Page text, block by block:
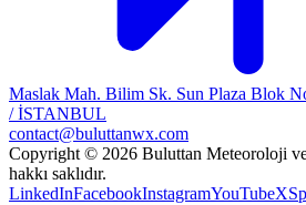
Maslak Mah. Bilim Sk. Sun Plaza Blok
/ İSTANBUL
contact@buluttanwx.com
Copyright © 2026 Buluttan Meteoroloji
hakkı saklıdır.
LinkedInFacebookInstagramYouTubeX